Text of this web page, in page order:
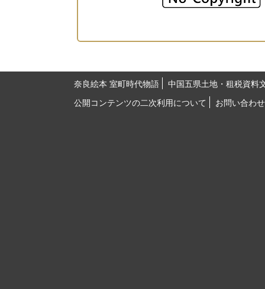
奈良絵本 室町時代物語
中国五県土地・租税資料
公開コンテンツの二次利用について
お問い合わせ